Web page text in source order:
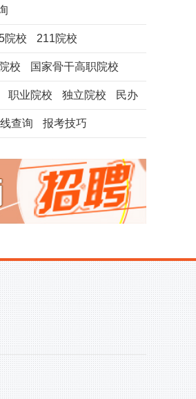
院校 211院校
校 国家骨干高职院校
职业院校 独立院校 民办
查询 报考技巧